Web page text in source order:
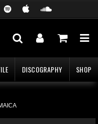
DISCOGRAPHY SHOP